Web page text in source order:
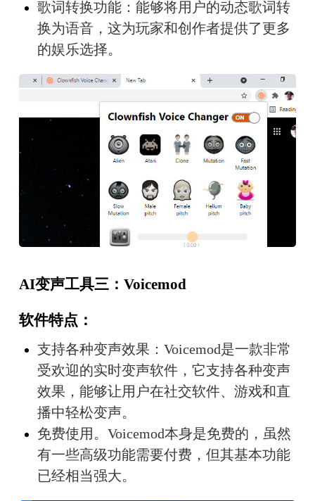
歌词转换功能：能够将用户的动态歌词转
换为语音，这为玩家和创作者提供了更多
的娱乐选择。
AI变声工具三：Voicemod
软件特点：
支持各种变声效果：Voicemod是一款非常
受欢迎的实时变声软件，它支持各种变声
效果，能够让用户在社交软件、游戏和直
播中轻松变声。
免费使用。Voicemod本身是免费的，虽然
有一些高级功能需要付费，但其基本功能
已经相当强大。